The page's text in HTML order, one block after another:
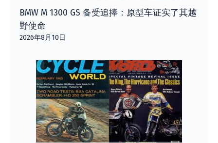
BMW M 1300 GS 备受追捧：原型车证实了其越
野使命
2026年8月10日